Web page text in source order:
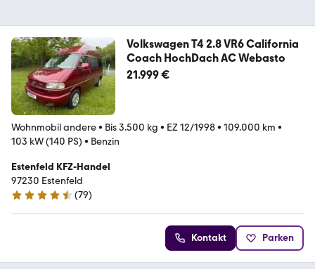
Volkswagen T4 2.8 VR6 California
Coach HochDach AC Webasto
21.999 €
Wohnmobil andere• Bis 3.500 kg • EZ 12/1998• 109.000 km •
103 kW (140 PS) • Benzin
Estenfeld KFZ-Handel
97230 Estenfeld
4.7 Sterne
(79)
Kontakt Parken